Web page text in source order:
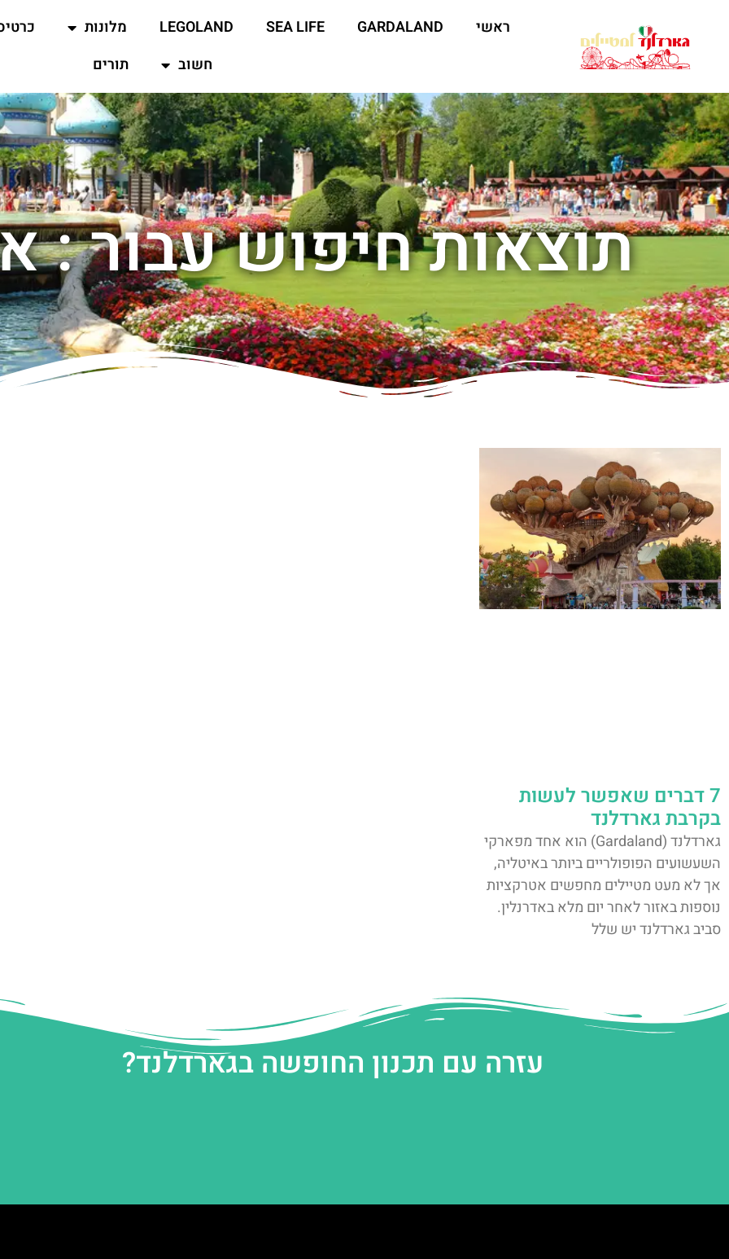
ראשי GARDALAND
SEA LIFE
LEGOLAND מלונות
חשוב
תורים
תוצאות חיפוש עבור :
7 דברים שאפשר לעשות
בקרבת גארדלנד
גארדלנד (Gardaland) הוא אחד מפארקי
השעשועים הפופולריים ביותר באיטליה,
אך לא מעט מטיילים מחפשים אטרקציות
נוספות באזור לאחר יום מלא באדרנלין.
סביב גארדלנד יש שלל
עזרה עם תכנון החופשה בגארדלנד?